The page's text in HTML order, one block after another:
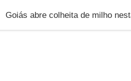
Goiás abre colheita de milho